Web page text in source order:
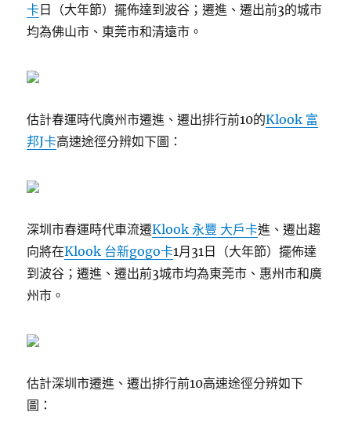
卡 日（大年節）擺佈達到波谷；遷進、遷出前3的城市
均為佛山市、東莞市和清遠市。
估計春運時代廣州市遷進、遷出排行前10的Klook 富
邦J卡高速途徑分辨如下圖：
深圳市春運時代車流遷Klook 永豐 大戶卡進、遷出趨
向將在Klook 台新gogo卡1月31日（大年節）擺佈達
到波谷；遷進、遷出前3城市均為東莞市、惠州市和廣
州市。
估計深圳市遷進、遷出排行前10高速途徑分辨如下
圖：